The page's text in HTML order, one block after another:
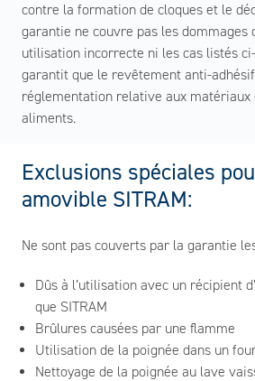
contre la formation de cloques et le
garantie ne couvre pas les dommages
utilisation incorrecte ni les cas listés ci-
garantit que le revêtement anti-
réglementation relative aux matériaux
aliments.
Exclusions spéciales
amovible SITRAM:
Ne sont pas couverts par la garantie
Dûs à l’utilisation avec un récipient
que SITRAM
Brûlures causées par une flamme
Utilisation de la poignée dans un
Nettoyage de la poignée au lave